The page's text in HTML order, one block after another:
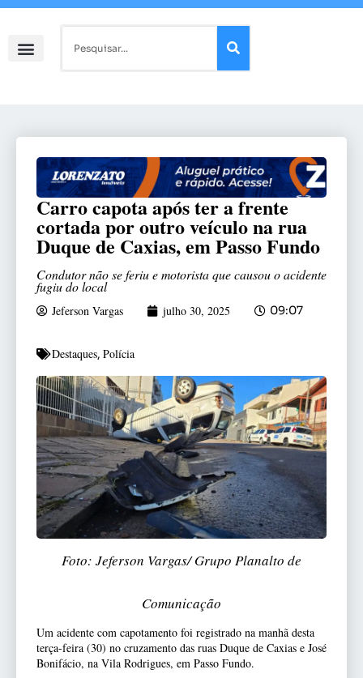
Carro capota após ter a frente
cortada por outro veículo na rua
Duque de Caxias, em Passo Fundo
Condutor não se feriu e motorista que causou o acidente
fugiu do local
Jeferson Vargas julho 30, 2025 09:07
Destaques, Polícia
Foto: Jeferson Vargas/ Grupo Planalto de
Comunicação
Um acidente com capotamento foi registrado na manhã desta
terça-feira (30) no cruzamento das ruas Duque de Caxias e José
Bonifácio, na Vila Rodrigues, em Passo Fundo.